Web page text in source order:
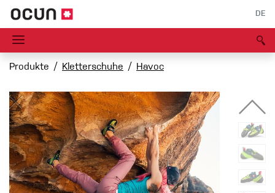
DE
Produkte Kletterschuhe Havoc